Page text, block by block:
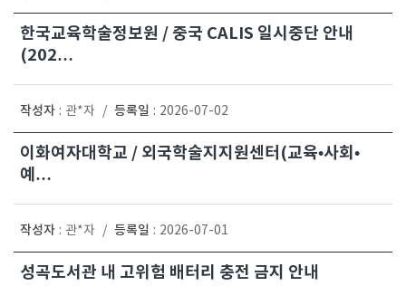
한국교육학술정보원 / 중국 CALIS 일시중단 안내
(202…
작성자 : 관*자 / 등록일 : 2026-07-02
이화여자대학교 / 외국학술지지원센터(교육•사회•
예…
작성자 : 관*자 / 등록일 : 2026-07-01
성곡도서관 내 고위험 배터리 충전 금지 안내